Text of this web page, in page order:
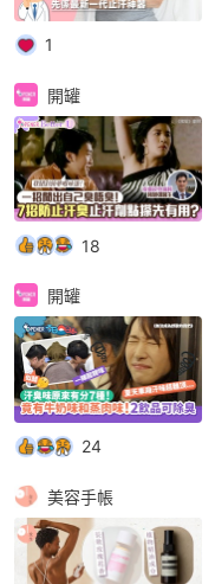
1
開罐
18
開罐
24
美容手帳